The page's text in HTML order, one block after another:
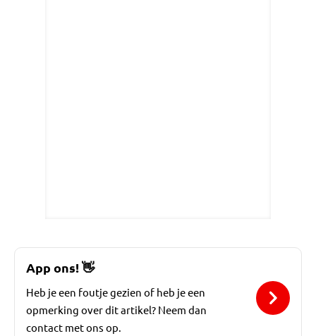
App ons!👋
Heb je een foutje gezien of heb je een
opmerking over dit artikel? Neem dan
contact met ons op.